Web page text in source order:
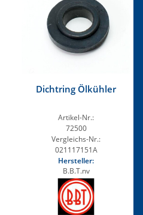
Dichtring Ölkühler
Artikel-Nr.:
72500
Vergleichs-Nr.:
021117151A
Hersteller:
B.B.T.nv